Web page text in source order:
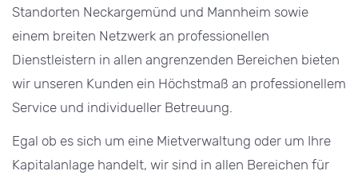
Standorten Neckargemünd und Mannheim sowie
einem breiten Netzwerk an professionellen
Dienstleistern in allen angrenzenden Bereichen bieten
wir unseren Kunden ein Höchstmaß an professionellem
Service und individueller Betreuung.
Egal ob es sich um eine Mietverwaltung oder um Ihre
Kapitalanlage handelt, wir sind in allen Bereichen für